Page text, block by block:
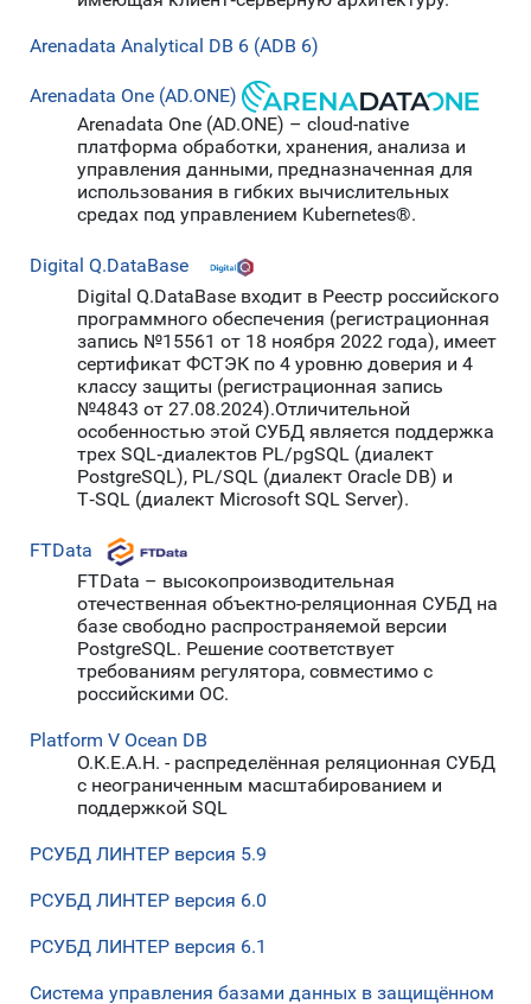
Arenadata Analytical DB 6 (ADB 6)
Arenadata One (AD.ONE)
Arenadata One (AD.ONE) – cloud-native
платформа обработки, хранения, анализа и
управления данными, предназначенная для
использования в гибких вычислительных
средах под управлением Kubernetes®.
Digital Q.DataBase
Digital Q.DataBase входит в Реестр российского
программного обеспечения (регистрационная
запись №15561 от 18 ноября 2022 года), имеет
сертификат ФСТЭК по 4 уровню доверия и 4
классу защиты (регистрационная запись
№4843 от 27.08.2024).Отличительной
особенностью этой СУБД является поддержка
трех SQL‑диалектов PL/pgSQL (диалект
PostgreSQL), PL/SQL (диалект Oracle DB) и
Т‑SQL (диалект Microsoft SQL Server).
FTData
FTData – высокопроизводительная
отечественная объектно-реляционная СУБД на
базе свободно распространяемой версии
PostgreSQL. Решение соответствует
требованиям регулятора, совместимо с
российскими ОС.
Platform V Ocean DB
О.К.Е.А.Н. - распределённая реляционная СУБД
с неограниченным масштабированием и
поддержкой SQL
РСУБД ЛИНТЕР версия 5.9
РСУБД ЛИНТЕР версия 6.0
РСУБД ЛИНТЕР версия 6.1
Система управления базами данных в защищённом